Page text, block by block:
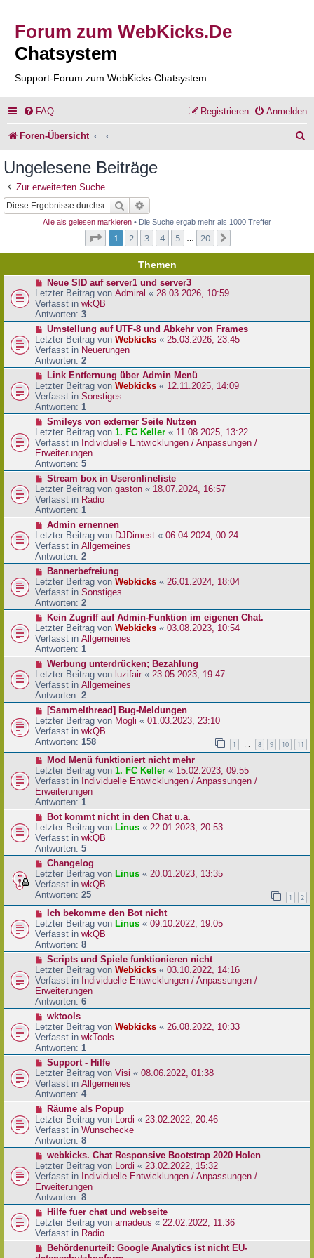
Forum zum WebKicks.De
Chatsystem
Support-Forum zum WebKicks-Chatsystem
FAQ Anmelden
Registrieren
Foren-Übersicht
Ungelesene Beiträge
Zur erweiterten Suche
Suche
Alle als gelesen markieren • Die Suche ergab mehr als 1000 Treffer
Seite von
1 2 3 4 5 20
Themen
N
e
u
e
r
B
e
i
t
a
g
Neue SID auf server1 und server3
Letzter Beitrag von Admiral « 28.03.2026, 10:59
Verfasst in wkQB
Antworten: 3
N
e
u
e
r
B
e
i
t
a
g
Umstellung auf UTF-8 und Abkehr von Frames
Letzter Beitrag von Webkicks « 25.03.2026, 23:45
Verfasst in Neuerungen
Antworten: 2
N
e
u
e
r
B
e
i
t
r
a
g
Link Entfernung über Admin Menü
Letzter Beitrag von Webkicks « 12.11.2025, 14:09
Verfasst in Sonstiges
Antworten: 1
N
e
u
e
r
B
e
i
t
r
a
g
Smileys von externer Seite Nutzen
Letzter Beitrag von 1. FC Keller « 11.08.2025, 13:22
Verfasst in Individuelle Entwicklungen / Anpassungen /
Erweiterungen
Antworten: 5
N
e
u
e
r
B
e
i
t
a
g
Stream box in Useronlineliste
Letzter Beitrag von gaston « 18.07.2024, 16:57
Verfasst in Radio
Antworten: 1
N
e
u
e
r
B
e
i
t
a
g
Admin ernennen
Letzter Beitrag von DJDimest « 06.04.2024, 00:24
Verfasst in Allgemeines
Antworten: 2
N
e
u
e
r
B
e
i
t
a
g
Bannerbefreiung
Letzter Beitrag von Webkicks « 26.01.2024, 18:04
Verfasst in Sonstiges
Antworten: 2
N
e
u
e
r
B
e
i
t
a
g
Kein Zugriff auf Admin-Funktion im eigenen Chat.
Letzter Beitrag von Webkicks « 03.08.2023, 10:54
Verfasst in Allgemeines
Antworten: 1
N
e
u
e
r
B
e
i
t
a
g
Werbung unterdrücken; Bezahlung
Letzter Beitrag von luzifair « 23.05.2023, 19:47
Verfasst in Allgemeines
Antworten: 2
N
e
u
e
r
B
e
i
t
r
a
g
[Sammelthread] Bug-Meldungen
Letzter Beitrag von Mogli « 01.03.2023, 23:10
Verfasst in wkQB
Antworten: 158 1 … 8 9 10 11
N
e
u
e
r
B
e
i
t
r
a
g
Mod Menü funktioniert nicht mehr
Letzter Beitrag von 1. FC Keller « 15.02.2023, 09:55
Verfasst in Individuelle Entwicklungen / Anpassungen /
Erweiterungen
Antworten: 1
N
e
u
e
r
B
e
i
t
a
g
Bot kommt nicht in den Chat u.a.
Letzter Beitrag von Linus « 22.01.2023, 20:53
Verfasst in wkQB
Antworten: 5
N
e
u
e
r
B
e
i
t
a
g
Changelog
Letzter Beitrag von Linus « 20.01.2023, 13:35
Verfasst in wkQB
Antworten: 25 1 2
N
e
u
e
r
B
e
i
t
r
a
g
Ich bekomme den Bot nicht
Letzter Beitrag von Linus « 09.10.2022, 19:05
Verfasst in wkQB
Antworten: 8
N
e
u
e
r
B
e
i
t
r
a
g
Scripts und Spiele funktionieren nicht
Letzter Beitrag von Webkicks « 03.10.2022, 14:16
Verfasst in Individuelle Entwicklungen / Anpassungen /
Erweiterungen
Antworten: 6
N
e
u
e
r
B
e
i
t
a
g
wktools
Letzter Beitrag von Webkicks « 26.08.2022, 10:33
Verfasst in wkTools
Antworten: 1
N
e
u
e
r
B
e
i
t
a
g
Support - Hilfe
Letzter Beitrag von Visi « 08.06.2022, 01:38
Verfasst in Allgemeines
Antworten: 4
N
e
u
e
r
B
e
i
t
r
a
g
Räume als Popup
Letzter Beitrag von Lordi « 23.02.2022, 20:46
Verfasst in Wunschecke
Antworten: 8
N
e
u
e
r
B
e
i
t
webkicks. Chat Responsive Bootstrap 2020 Holen
Letzter Beitrag von Lordi « 23.02.2022, 15:32
Verfasst in Individuelle Entwicklungen / Anpassungen /
Erweiterungen
Antworten: 8
N
e
u
e
Hilfe fuer chat und webseite
Letzter Beitrag von amadeus « 22.02.2022, 11:36
Verfasst in Radio
NBehördenurteil: Google Analytics ist nicht EU-